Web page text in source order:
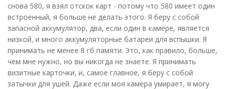
снова 580, я взял отскок карт - потому что 580 имеет один
встроенный, я больше не делать этого. Я беру с собой
запасной аккумулятор, два, если один в камере, является
низкой, и много аккумуляторные батареи для вспышки. Я
принимать не менее 8 гб памяти. Это, как правило, больше,
чем мне нужно, но вы никогда не знаете. Я принимать
визитные карточки, и, самое главное, я беру с собой
затычки для ушей. Даже если моя камера умирает, я могу